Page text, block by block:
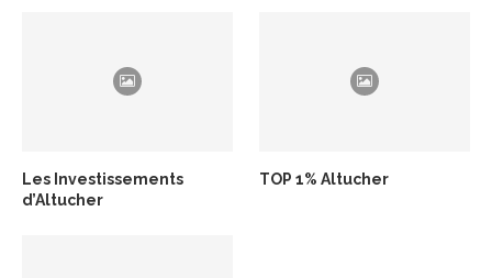
Les Investissements
d’Altucher
TOP 1% Altucher